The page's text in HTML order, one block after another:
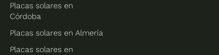
Placas solares en
Córdoba
Placas solares en Almería
Placas solares en